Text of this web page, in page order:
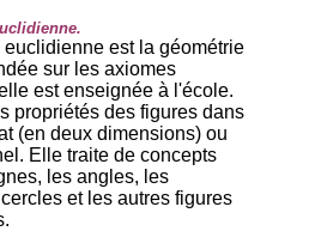
euclidienne est la géométrie
sur les axiomes
est enseignée à l'école.
propriétés des figures dans
(en deux dimensions) ou
Elle traite de concepts
les angles, les
et les autres figures